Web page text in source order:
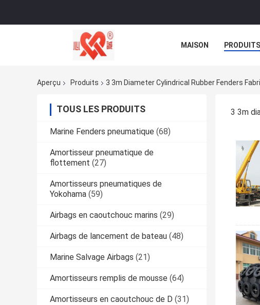
MAISON PRODUITS
Aperçu
Produits 3 3m Diameter Cylindrical Rubber Fenders
TOUS LES PRODUITS
Marine Fenders pneumatique (68)
Amortisseur pneumatique de
flottement (27)
Amortisseurs pneumatiques de
Yokohama (59)
Airbags en caoutchouc marins (29)
Airbags de lancement de bateau (48)
Marine Salvage Airbags (21)
Amortisseurs remplis de mousse (64)
Amortisseurs en caoutchouc de D (31)
3 3m